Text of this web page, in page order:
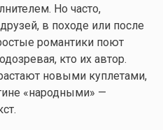
Но часто,
в походе или после
романтики поют
кто их автор.
новыми куплетами,
«народными» —